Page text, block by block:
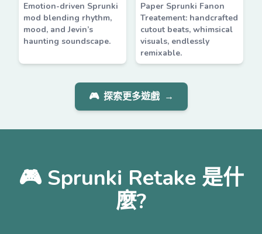
Emotion-driven Sprunki
mod blending rhythm,
mood, and Jevin’s
haunting soundscape.
Paper Sprunki Fanon
Treatement: handcrafted
cutout beats, whimsical
visuals, endlessly
remixable.
🎮 探索更多遊戲 →
🎮 Sprunki Retake 是什
麼?